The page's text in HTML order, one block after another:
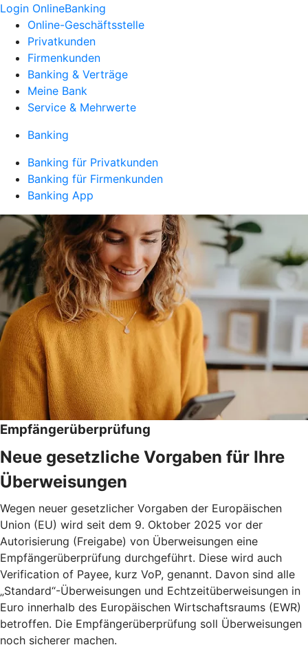
Login OnlineBanking
Online-Geschäftsstelle
Privatkunden
Firmenkunden
Banking & Verträge
Meine Bank
Service & Mehrwerte
Banking
Banking für Privatkunden
Banking für Firmenkunden
Banking App
Empfängerüberprüfung
Neue gesetzliche Vorgaben für Ihre
Überweisungen
Wegen neuer gesetzlicher Vorgaben der Europäischen
Union (EU) wird seit dem 9. Oktober 2025 vor der
Autorisierung (Freigabe) von Überweisungen eine
Empfängerüberprüfung durchgeführt. Diese wird auch
Verification of Payee, kurz VoP, genannt. Davon sind alle
„Standard“-Überweisungen und Echtzeitüberweisungen in
Euro innerhalb des Europäischen Wirtschaftsraums (EWR)
betroffen. Die Empfängerüberprüfung soll Überweisungen
noch sicherer machen.